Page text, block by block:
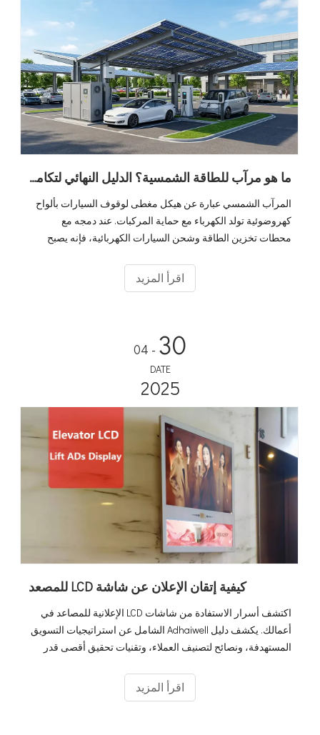
ما هو مرآب للطاقة الشمسية؟ الدليل النهائي لتكامل الشحن الكهروضوئي والتخزين والمركبات الكهربائية
المرآب الشمسي عبارة عن هيكل مغطى لوقوف السيارات بألواح
كهروضوئية تولد الكهرباء مع حماية المركبات. عند دمجه مع
محطات تخزين الطاقة وشحن السيارات الكهربائية، فإنه يصبح
السيارات الخاملة إلى أصول طاقة مدرة للدخل. مع وصول مبيعات
2034، أصبحت الحلول المتكاملة بسرعة هي المعيار للبنية التحتية
اقرأ المزيد
30
- 04
DATE
2025
كيفية إتقان الإعلان عن شاشة LCD للمصعد
اكتشف أسرار الاستفادة من شاشات LCD الإعلانية للمصاعد في
أعمالك. يكشف دليل Adhaiwell الشامل عن استراتيجيات التسويق
المستهدفة، ونصائح لتصنيف العملاء، وتقنيات تحقيق أقصى قدر
اقرأ المزيد